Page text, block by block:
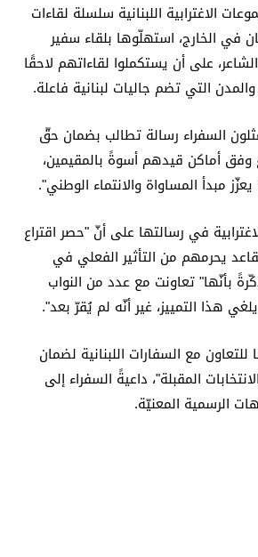
الاغترابية اللبنانية سلسلة لقاءات
في الخارج، استهلّوها بلقاء سفير
على أن يستكملوا لقاءاتهم لاحقًا
التي تضم جاليات لبنانية فاعلة.
السفراء رسالة تطالب بضمان حقّ
وفق أماكن قيدهم أسوةً بالمقيمين،
مبدأ المساواة والانتماء الوطني".
في رسالتها على أنّ "حصر اقتراع
يحرمهم من التأثير الفعلي في
بأنّها" تعاونت مع عدد من النواب
هذا التمييز، غير أنّه لم يُقرّ بعد".
مع السفارات اللبنانية لضمان
المقبلة"، داعيةً السفراء إلى
الرسمية المعنيّة.